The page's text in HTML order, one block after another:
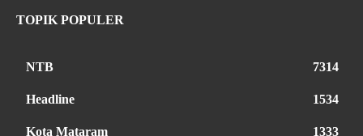
TOPIK POPULER
NTB 7314
Headline 1534
Kota Mataram 1333